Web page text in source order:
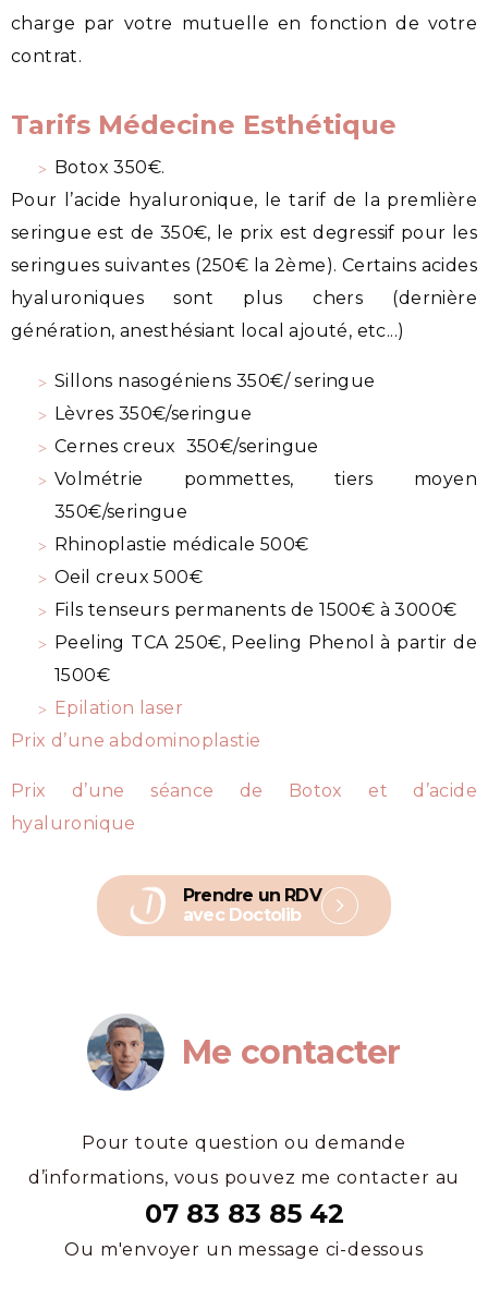
charge par votre mutuelle en fonction de votre
contrat.
Tarifs Médecine Esthétique
Botox 350€.
Pour l’acide hyaluronique, le tarif de la premlière
seringue est de 350€, le prix est degressif pour les
seringues suivantes (250€ la 2ème). Certains acides
hyaluroniques sont plus chers (dernière
génération, anesthésiant local ajouté, etc...)
Sillons nasogéniens 350€/ seringue
Lèvres 350€/seringue
Cernes creux 350€/seringue
Volmétrie pommettes, tiers moyen
350€/seringue
Rhinoplastie médicale 500€
Oeil creux 500€
Fils tenseurs permanents de 1500€ à 3000€
Peeling TCA 250€, Peeling Phenol à partir de
1500€
Epilation laser
Prix d’une abdominoplastie
Prix d’une séance de Botox et d’acide
hyaluronique
Prendre un RDV
avec Doctolib
Me contacter
Pour toute question ou demande
d’informations, vous pouvez me contacter au
07 83 83 85 42
Ou m'envoyer un message ci-dessous